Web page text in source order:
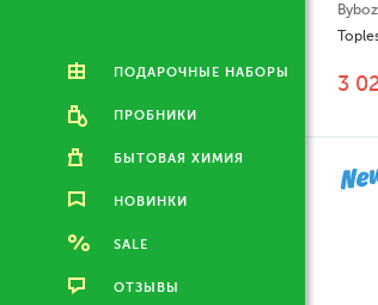
ПОДАРОЧНЫЕ НАБОРЫ
ПРОБНИКИ
БЫТОВАЯ ХИМИЯ
НОВИНКИ
SALE
ОТЗЫВЫ
3